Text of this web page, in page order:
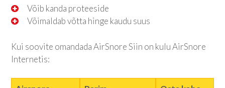
Võib kanda proteeside
Võimaldab võtta hinge kaudu suus
Kui soovite omandada AirSnore Siin on kulu AirSnore
Internetis: